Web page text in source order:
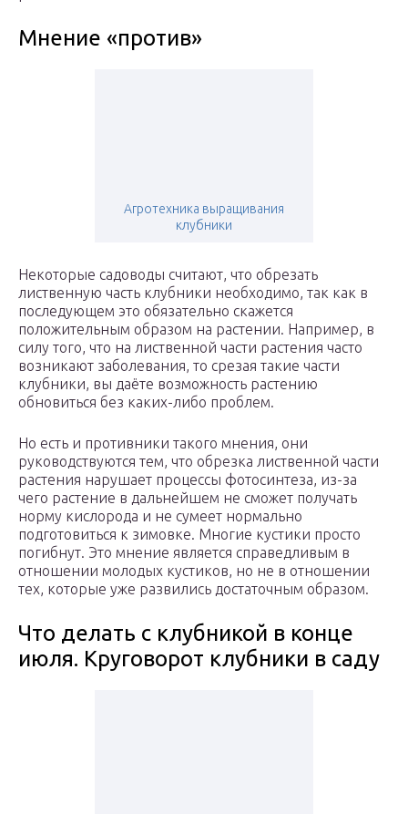
Мнение «против»
Агротехника выращивания
клубники
Некоторые садоводы считают, что обрезать
лиственную часть клубники необходимо, так как в
последующем это обязательно скажется
положительным образом на растении. Например, в
силу того, что на лиственной части растения часто
возникают заболевания, то срезая такие части
клубники, вы даёте возможность растению
обновиться без каких-либо проблем.
Но есть и противники такого мнения, они
руководствуются тем, что обрезка лиственной части
растения нарушает процессы фотосинтеза, из-за
чего растение в дальнейшем не сможет получать
норму кислорода и не сумеет нормально
подготовиться к зимовке. Многие кустики просто
погибнут. Это мнение является справедливым в
отношении молодых кустиков, но не в отношении
тех, которые уже развились достаточным образом.
Что делать с клубникой в конце
июля. Круговорот клубники в саду